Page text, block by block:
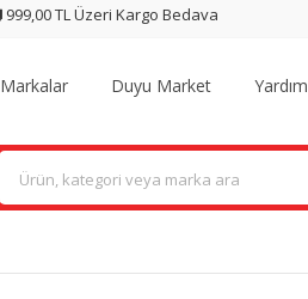
999,00 TL Üzeri Kargo Bedava
Markalar Duyu Market Yardım